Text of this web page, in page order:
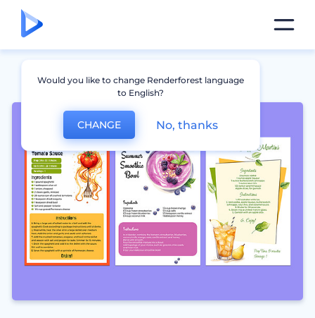
Would you like to change Renderforest language
to English?
CHANGE No, thanks